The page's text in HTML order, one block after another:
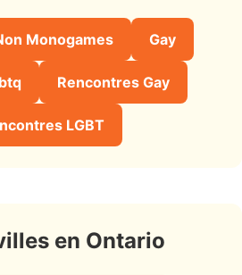
Monogames Gay
Rencontres Gay
LGBT
en Ontario